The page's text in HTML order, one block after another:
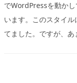
でWordPressを動か
います。このスタイ
てました。ですが、あ